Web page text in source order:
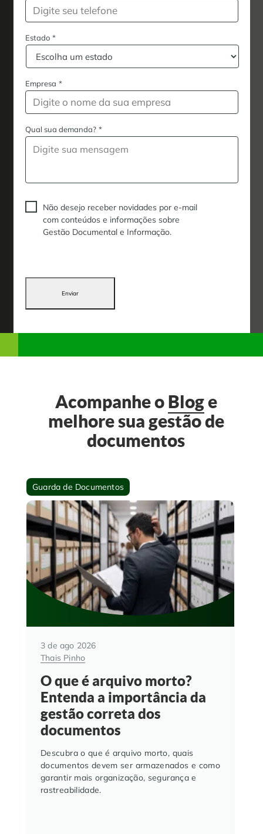
Estado *
Empresa *
Qual sua demanda? *
Não desejo receber novidades por e-mail
com conteúdos e informações sobre
Gestão Documental e Informação.
Enviar
Acompanhe o Bloge
melhore sua gestão de
documentos
Guarda de Documentos
3 de ago 2026
Thais Pinho
O que é arquivo morto?
Entenda a importância da
gestão correta dos
documentos
Descubra o que é arquivo morto, quais
documentos devem ser armazenados e como
garantir mais organização, segurança e
rastreabilidade.